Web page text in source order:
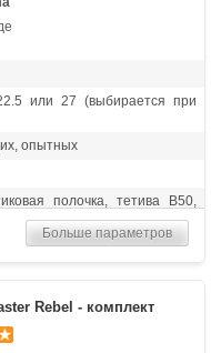
или 27 (выбирается при
опытных
полочка, тетива В50,
чехол для лука, перчатка,
стрел, 6 карбоновых стрел
спорт
Больше параметров
Rebel - комплект